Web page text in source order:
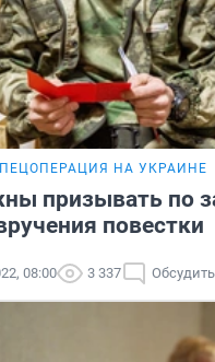
НА УКРАИНЕ
призывать по
повестки
08:00 3 337 Обсудить